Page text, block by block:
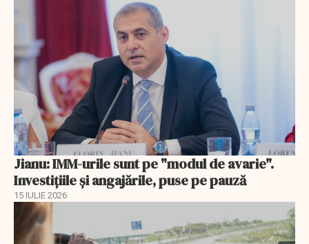
Jianu: IMM-urile sunt pe "modul de avarie".
Investițiile și angajările, puse pe pauză
15 IULIE 2026